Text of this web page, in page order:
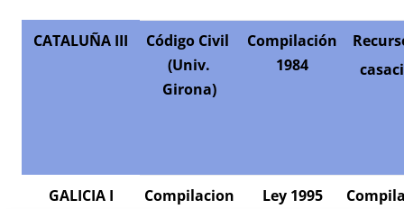
CATALUÑA III
Código Civil
(Univ.
Girona)
Compilación
1984
GALICIA I
Compilacion
Ley 1995